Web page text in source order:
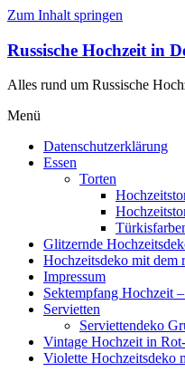
Zum Inhalt springen
Russische Hochzeit in
Alles rund um Russische
Menü
Datenschutzerklärung
Essen
Torten
Glitzernde
Hochzeitsdeko mit dem
Impressum
Sektempfang Hochzeit
Servietten
Serviettendeko
Vintage Hochzeit in
Violette Hochzeitsdeko